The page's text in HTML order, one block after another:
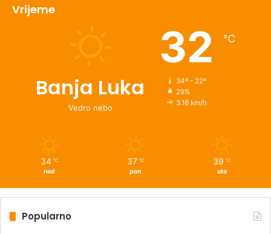
Vrijeme
Banja Luka
Vedro nebo
32 ℃
34º - 22º
29%
3.16 km/h
34 ℃
ned
37 ℃
pon
39 ℃
uto
Popularno